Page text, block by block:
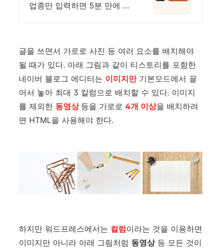
업종만 입력하면 5분 만에 홈
글을 쓰면서 가로로 사진 등 여러 요소를 배치해야
될 때가 있다. 아래 그림과 같이 티스토리를 포함한
네이버 블로그 에디터는 이미지만기본모드에서 끌
어서 놓아 최대 3 칼럼으로 배치할 수 있다. 이미지
를 제외한 동영상 등을 가로로 4개 이상을 배치하려
면 HTML을 사용해야 한다.
하지만 워드프레스에서는 컬럼이라는 것을 이용하면
이미지만 아니라 아래 그림처럼 동영상등 모든 것이